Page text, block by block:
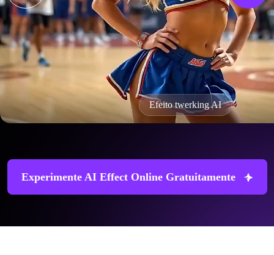
Efeito twerking AI
Experimente AI Effect Online Gratuitamente